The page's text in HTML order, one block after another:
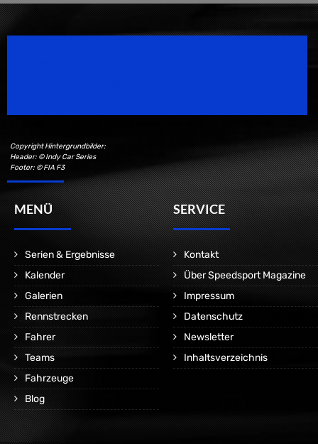
Copyright Hintergrundbilder:
Header: © Indy Car Series
Footer: © FIA F3
MENÜ
Serien & Ergebnisse
Kalender
Galerien
Rennstrecken
Fahrer
Teams
Fahrzeuge
Blog
SERVICE
Kontakt
Über Speedsport Magazine
Impressum
Datenschutz
Newsletter
Inhaltsverzeichnis